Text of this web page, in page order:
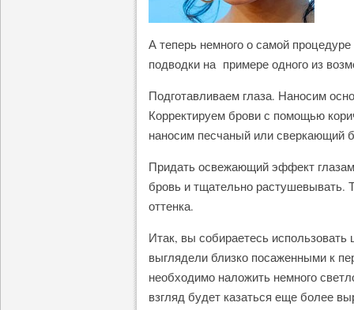
А теперь немного о самой
подводки на примере одного из
Подготавливаем глаза. Наносим
Корректируем брови с помощью
наносим песчаный или сверкающий
Придать освежающий эффект
бровь и тщательно растушевывать.
оттенка.
Итак, вы собираетесь
выглядели близко посаженными к
необходимо наложить немного
взгляд будет казаться еще более